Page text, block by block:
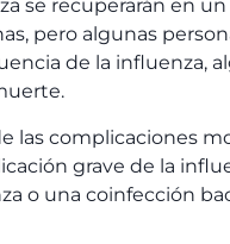
se recuperarán en
pero algunas
de la influenza,
las complicaciones
grave de la
o una coinfección